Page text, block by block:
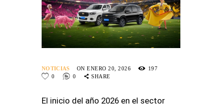
NOTICIAS ON ENERO 20, 2026
197
0
0 SHARE
El inicio del año 2026 en el sector